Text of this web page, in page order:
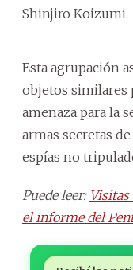
Shinjiro Koizumi.
Esta agrupación
objetos similares
amenaza para la
armas secretas
espías no
Puede leer: Visitas
el informe del